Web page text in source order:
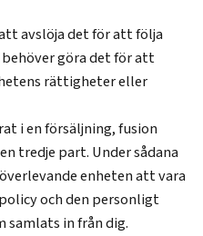
avslöja det för att följa
göra det för att
rättigheter eller
i en försäljning, fusion
tredje part. Under sådana
enheten att vara
och den personligt
in från dig.